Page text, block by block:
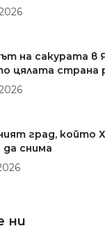
на сакурата в
цялата страна
град, който
да снима
ни